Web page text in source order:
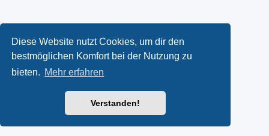
Diese Website nutzt Cookies, um dir den
bestmöglichen Komfort bei der Nutzung zu
bieten. Mehr erfahren
Verstanden!